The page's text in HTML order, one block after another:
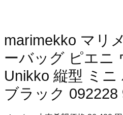
marimekko マリ
ーバッグ ピエニ
Unikko 縦型 ミ
ブラック 092228